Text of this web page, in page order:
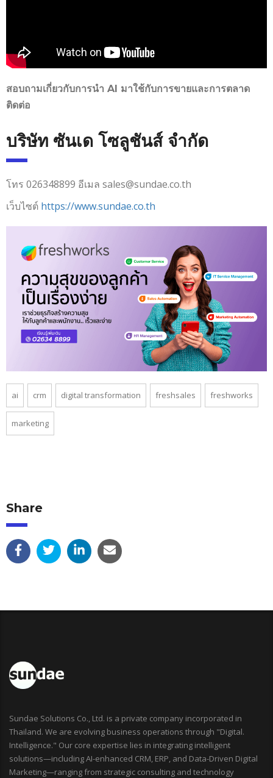
สอบถามเกี่ยวกับการนำ AI มาใช้กับการขายและการตลาด
ติดต่อ
บริษัท ซันเด โซลูชันส์ จำกัด
โทร 026348899 อีเมล sales@sundae.co.th
เว็บไซต์ https://www.sundae.co.th
ai crm digital transformation freshsales freshworks
marketing
Share
Sundae Solutions Co., Ltd. is a private company incorporated in
Thailand. We are evolving business operations through "Digital.
Intelligence." Our core expertise lies in integrating intelligent
solutions—including AI-enhanced CRM, ERP, and Data-Driven Digital
Marketing—ranging from strategic consulting and technology